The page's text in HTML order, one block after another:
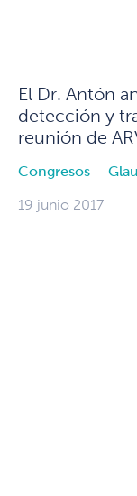
El Dr. Antón
detección y
reunión de
Congresos
19 junio 2017